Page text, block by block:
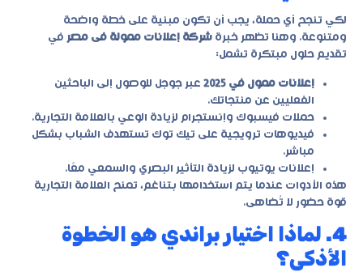
لكي تنجح أي حملة، يجب أن تكون مبنية على خطة واضحة
ومتنوعة. وهنا تظهر خبرة شركة إعلانات ممولة فى مصر في
تقديم حلول مبتكرة تشمل:
إعلانات ممول في 2025
عبر جوجل للوصول إلى الباحثين
الفعليين عن منتجاتك.
حملات فيسبوك وإنستجرام لزيادة الوعي بالعلامة التجارية.
فيديوهات ترويجية على تيك توك تستهدف الشباب بشكل
مباشر.
إعلانات يوتيوب لزيادة التأثير البصري والسمعي معًا.
هذه الأدوات عندما يتم استخدامها بتناغم، تمنح العلامة التجارية
قوة حضور لا تُضاهى.
4. لماذا اختيار براندي هو الخطوة
الأذكى؟